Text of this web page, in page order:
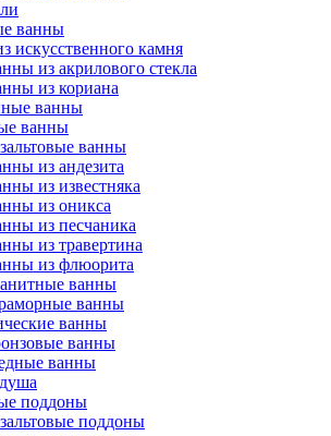
ванны
искусственного камня
из акрилового стекла
из кориана
ванны
ванны
ванны
из андезита
из известняка
из оникса
из песчаника
из травертина
из флюорита
ванны
ванны
ванны
ванны
ванны
поддоны
поддоны